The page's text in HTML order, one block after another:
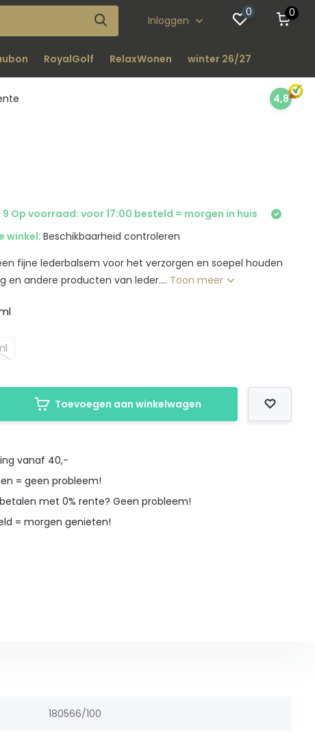
Inloggen
0 0
RoyalGolf RelaxWonen winter 26/27
4,8
9 Op voorraad: voor 17:00 besteld = morgen in huis
winkel:Beschikbaarheid controleren
fijne lederbalsem voor het verzorgen en soepel houden
en andere producten van leder.... Toon meer
Toevoegen aan winkelwagen
vanaf 40,-
= geen probleem!
met 0% rente? Geen probleem!
= morgen genieten!
180566/100